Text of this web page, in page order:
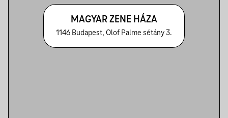
MAGYAR ZENE HÁZA
1146 Budapest, Olof Palme sétány 3.